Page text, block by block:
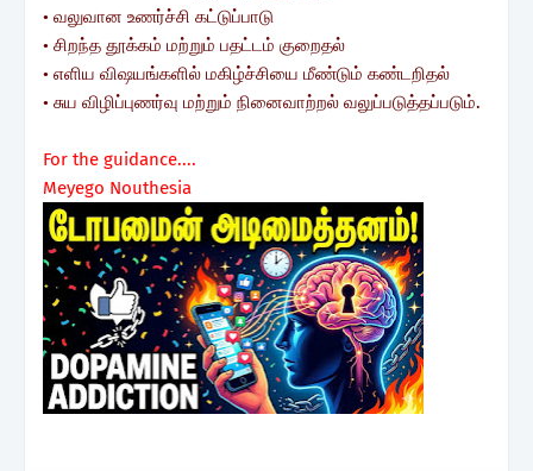
• வலுவான உணர்ச்சி கட்டுப்பாடு
• சிறந்த தூக்கம் மற்றும் பதட்டம் குறைதல்
• எளிய விஷயங்களில் மகிழ்ச்சியை மீண்டும் கண்டறிதல்
• சுய விழிப்புணர்வு மற்றும் நினைவாற்றல் வலுப்படுத்தப்படும்.
For the guidance....
Meyego Nouthesia